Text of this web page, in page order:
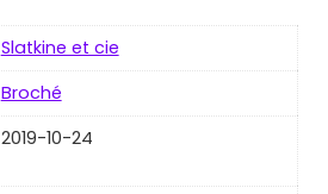
Slatkine et cie
Broché
2019-10-24